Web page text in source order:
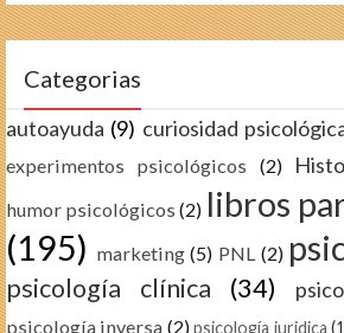
Categorias
autoayuda (9) curiosidad
experimentos psicológicos
(2)
humor psicológicos (2) libros
(195) marketing (5) PNL (2)
psicología clínica (34)
psicología inversa (2)psicología juridica